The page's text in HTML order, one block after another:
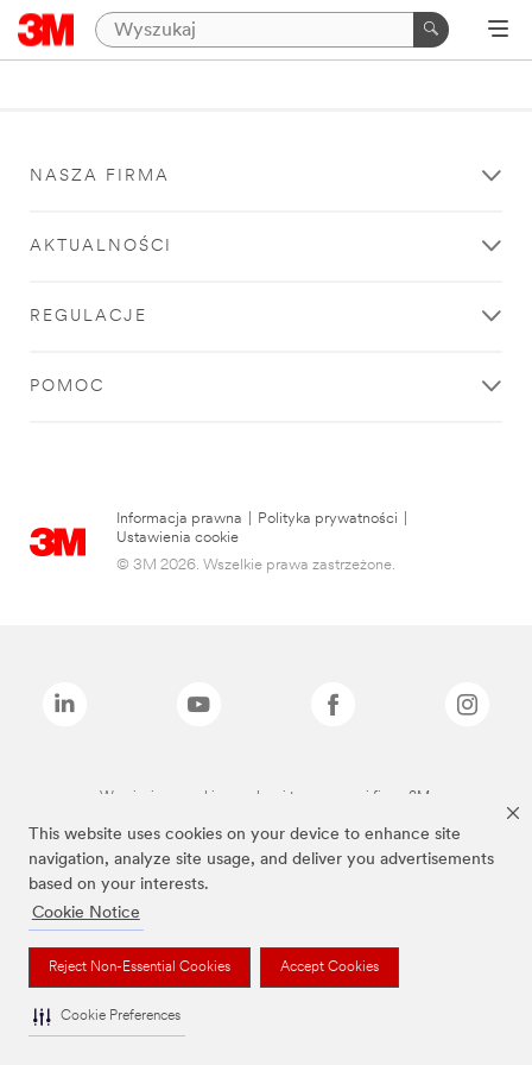
This website uses cookies on your device to enhance site
navigation, analyze site usage, and deliver you advertisements
based on your interests.
Cookie Notice
Reject Non-Essential Cookies Accept Cookies
Cookie Preferences
NASZA FIRMA
AKTUALNOŚCI
REGULACJE
POMOC
Informacja prawna Polityka prywatności
Ustawienia cookie
© 3M 2026. Wszelkie prawa zastrzeżone.
Wymienione marki są znakami towarowymi firmy 3M.